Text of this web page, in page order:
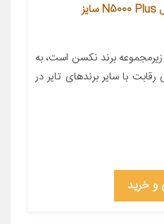
لاستیک خودرو رودستون مدل N5000 Plus سایز
برند نکسن است، به
با سایر برندهای تایر در
و خرید